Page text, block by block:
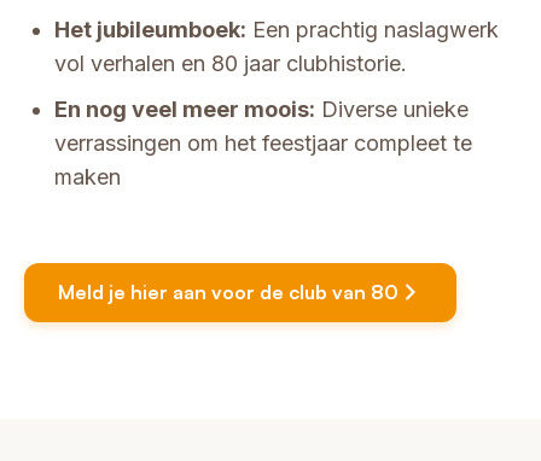
Het jubileumboek: Een prachtig naslagwerk
vol verhalen en 80 jaar clubhistorie.
En nog veel meer moois: Diverse unieke
verrassingen om het feestjaar compleet te
maken
Meld je hier aan voor de club van 80